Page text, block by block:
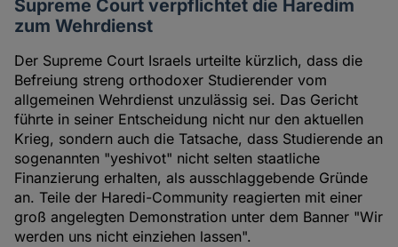
Supreme Court verpflichtet die Haredim
zum Wehrdienst
Der Supreme Court Israels urteilte kürzlich, dass die
Befreiung streng orthodoxer Studierender vom
allgemeinen Wehrdienst unzulässig sei. Das Gericht
führte in seiner Entscheidung nicht nur den aktuellen
Krieg, sondern auch die Tatsache, dass Studierende an
sogenannten "yeshivot" nicht selten staatliche
Finanzierung erhalten, als ausschlaggebende Gründe
an. Teile der Haredi-Community reagierten mit einer
groß angelegten Demonstration unter dem Banner "Wir
werden uns nicht einziehen lassen".